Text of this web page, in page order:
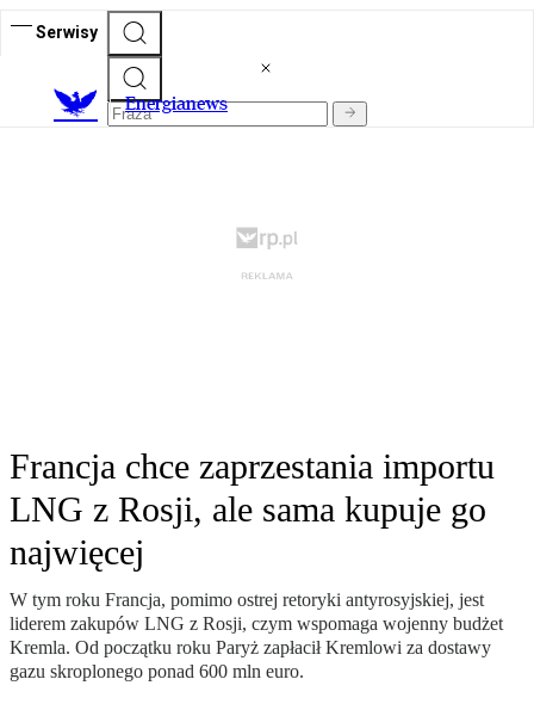
Serwisy
Energianews
Francja chce zaprzestania importu
LNG z Rosji, ale sama kupuje go
najwięcej
W tym roku Francja, pomimo ostrej retoryki antyrosyjskiej, jest
liderem zakupów LNG z Rosji, czym wspomaga wojenny budżet
Kremla. Od początku roku Paryż zapłacił Kremlowi za dostawy
gazu skroplonego ponad 600 mln euro.